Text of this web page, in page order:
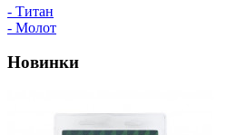
- Титан
- Молот
Новинки